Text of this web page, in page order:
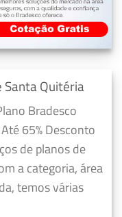
Santa Quitéria
Bradesco
65% Desconto
de planos de
a categoria, área
temos várias